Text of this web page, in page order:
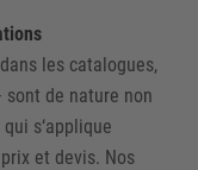
les catalogues,
de nature non
s‘applique
et devis. Nos